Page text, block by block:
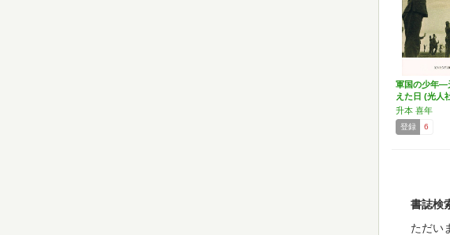
軍国の少年―
えた日 (光人
升本 喜年
登録 6
書誌検
ただい